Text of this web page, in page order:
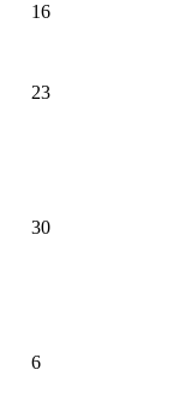
16
23
30
6